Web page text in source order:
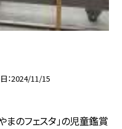
2024/11/15
やまのフェスタ」の児童鑑賞